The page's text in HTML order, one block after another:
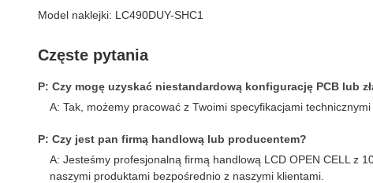
Model naklejki: LC490DUY-SHC1
Częste pytania
P: Czy mogę uzyskać niestandardową konfigurację PCB lub
A: Tak, możemy pracować z Twoimi specyfikacjami
P: Czy jest pan firmą handlową lub producentem?
A: Jesteśmy profesjonalną firmą handlową LCD OPEN CELL z
naszymi produktami bezpośrednio z naszymi klientami.